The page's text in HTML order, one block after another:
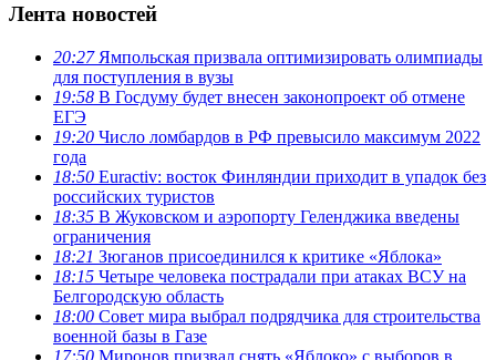
Лента новостей
20:27Ямпольская призвала оптимизировать олимпиады
для поступления в вузы
19:58 В Госдуму будет внесен законопроект об отмене
ЕГЭ
19:20 Число ломбардов в РФ превысило максимум 2022
года
18:50 Euractiv: восток Финляндии приходит в упадок без
российских туристов
18:35 В Жуковском и аэропорту Геленджика введены
ограничения
18:21 Зюганов присоединился к критике «Яблока»
18:15 Четыре человека пострадали при атаках ВСУ на
Белгородскую область
18:00 Совет мира выбрал подрядчика для строительства
военной базы в Газе
17:50 Миронов призвал снять «Яблоко» с выборов в